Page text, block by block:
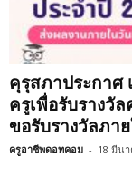
คุรุสภาประกาศ
ครูเพื่อรับรางวั
ขอรับรางวัลภา
ครูอาชีพดอทคอม - 18 มีน